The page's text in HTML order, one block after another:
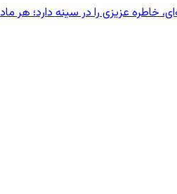
عزیزی را در سینه دارد؛ هر